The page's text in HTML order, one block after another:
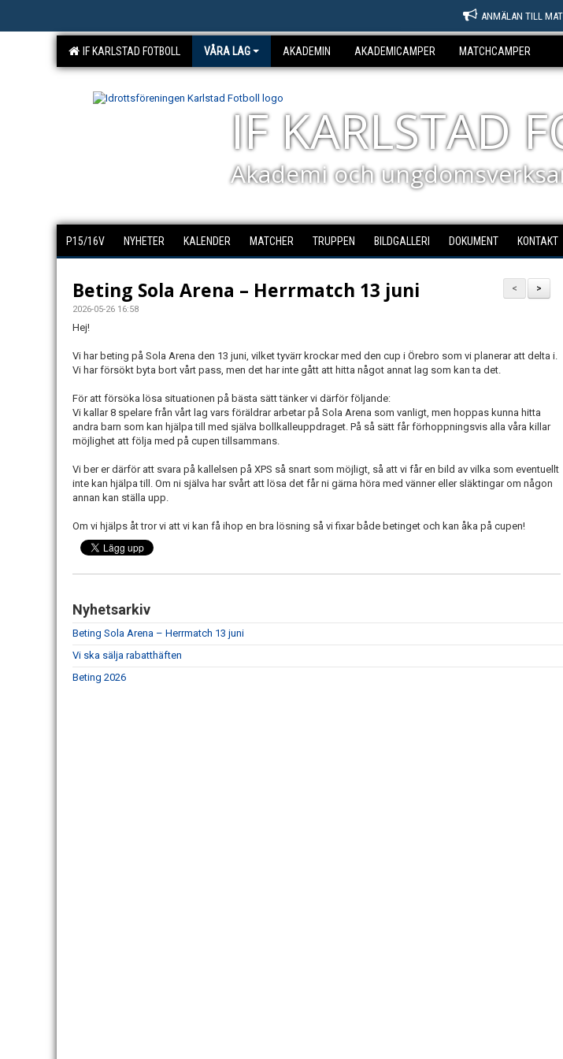
ANMÄLAN TILL
IF KARLSTAD FOTBOLL VÅRA LAG AKADEMIN AKADEMICAMPER MATCHCAMPER
IF KARLSTAD
Akademi och
P15/16V NYHETER KALENDER MATCHER TRUPPEN BILDGALLERI DOKUMENT KONTAKT
>
<
Beting Sola Arena – Herrmatch 13 juni
2026-05-26 16:58
Hej!
Vi har beting på Sola Arena den 13 juni, vilket tyvärr krockar med den cup i Örebro som vi planerar att delta i.
Vi har försökt byta bort vårt pass, men det har inte gått att hitta något annat lag som kan ta det.
För att försöka lösa situationen på bästa sätt tänker vi därför följande:
Vi kallar 8 spelare från vårt lag vars föräldrar arbetar på Sola Arena som vanligt, men hoppas kunna hitta
andra barn som kan hjälpa till med själva bollkalleuppdraget. På så sätt får förhoppningsvis alla våra killar
möjlighet att följa med på cupen tillsammans.
Vi ber er därför att svara på kallelsen på XPS så snart som möjligt, så att vi får en bild av vilka som eventuellt
inte kan hjälpa till. Om ni själva har svårt att lösa det får ni gärna höra med vänner eller släktingar om någon
annan kan ställa upp.
Om vi hjälps åt tror vi att vi kan få ihop en bra lösning så vi fixar både betinget och kan åka på cupen!
Nyhetsarkiv
Beting Sola Arena – Herrmatch 13 juni
Vi ska sälja rabatthäften
Beting 2026